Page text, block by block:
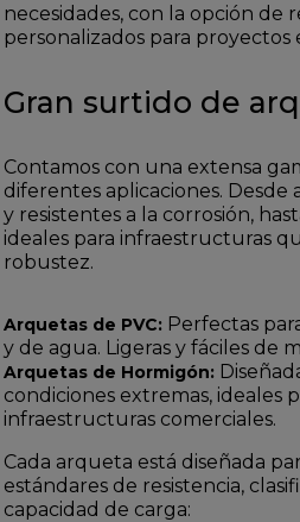
necesidades, con la opción de
personalizados para proyectos
Gran surtido de
Contamos con una extensa
diferentes aplicaciones. Desde
y resistentes a la corrosión,
ideales para infraestructuras
robustez.
Arquetas de PVC: Perfectas
y de agua. Ligeras y fáciles de
Arquetas de Hormigón:
condiciones extremas, ideales
infraestructuras comerciales.
Cada arqueta está diseñada
estándares de resistencia,
capacidad de carga: